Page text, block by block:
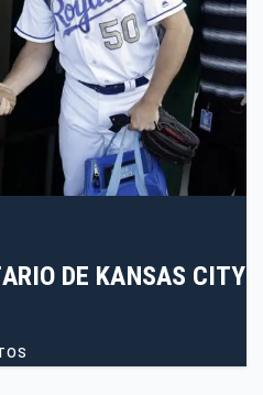
DE KANSAS CITY